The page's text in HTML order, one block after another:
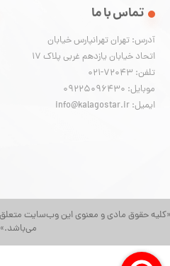
حقوق مادی و معنوی این وب‌سایت متعلق
می‌باشد.»
تماس با ما
آدرس: تهران تهرانپارس خیابان
اتحاد خیابان یازدهم غربی پلاک ۱۷
تلفن: 72043-021
موبایل: 09225096430
ایمیل: info@kalagostar.ir